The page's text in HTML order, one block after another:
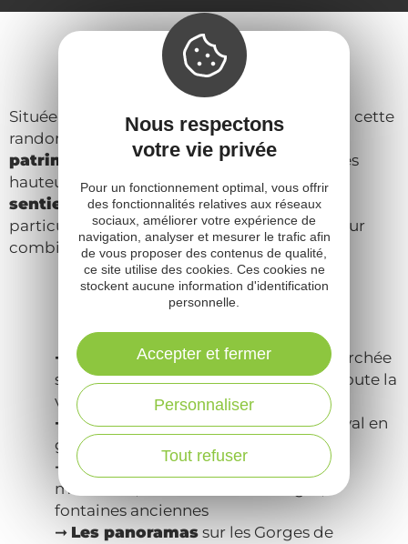
Pourquoi en été ?
Située aux portes des Gorges de l’Aveyron
, cette
randonnée vous plonge entre
nature et
patrimoine.
La randonnée qui débute sur les
hauteurs du village perché et le retour sur
sentier ombragé en bord de rivièreest
particulièrement agréable en été. Parfait pour
combinermarche, culture et fraîcheur.
À voir sur le circuit
➞ La forteresse royale de Najac, perchée
sur son éperon rocheux, elle domine toute la
vallée
➞ Le Pont Saint-Blaise,pont médiéval en
grès, enjambant l’Aveyron
➞
le village de Najac :architecture
médiévale, maisons à colombages,
fontaines anciennes
➞ Les panoramas sur les Gorges de
Nous respectons
votre vie privée
Pour un fonctionnement optimal, vous offrir
des fonctionnalités relatives aux réseaux
sociaux, améliorer votre expérience de
navigation, analyser et mesurer le trafic afin
de vous proposer des contenus de qualité,
ce site utilise des cookies. Ces cookies ne
stockent aucune information d'identification
personnelle.
Tout refuser
Personnaliser
Accepter et fermer